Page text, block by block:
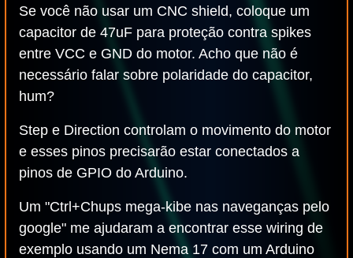
Se você não usar um CNC shield, coloque um
capacitor de 47uF para proteção contra spikes
entre VCC e GND do motor. Acho que não é
necessário falar sobre polaridade do capacitor,
hum?
Step e Direction controlam o movimento do motor
e esses pinos precisarão estar conectados a
pinos de GPIO do Arduino.
Um "Ctrl+Chups mega-kibe nas naveganças pelo
google" me ajudaram a encontrar esse wiring de
exemplo usando um Nema 17 com um Arduino